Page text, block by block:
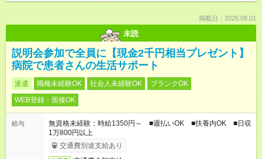
掲載日：2026.08.01
未読
説明会参加で全員に【現金2千円相当プレゼント】
病院で患者さんの生活サポート
派遣 職種未経験OK 社会人未経験OK
ブランクOK
WEB登録・面接OK
給与
無資格未経験：時給1350円～ ■週払いOK ■扶養内OK ■日収
1万800円以上
交通費別途支給あり